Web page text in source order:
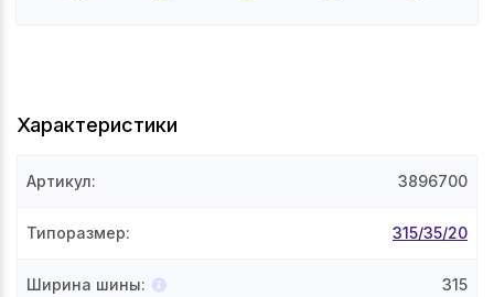
Характеристики
Артикул: 3896700
Типоразмер: 315/35/20
Ширина шины: 315